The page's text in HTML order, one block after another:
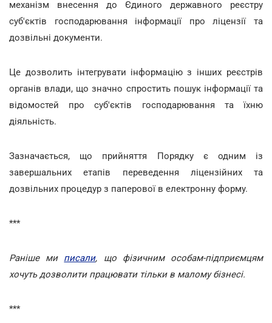
механізм внесення до Єдиного державного реєстру
суб'єктів господарювання інформації про ліцензії та
дозвільні документи.
Це дозволить інтегрувати інформацію з інших реєстрів
органів влади, що значно спростить пошук інформації та
відомостей про суб'єктів господарювання та їхню
діяльність.
Зазначається, що прийняття Порядку є одним із
завершальних етапів переведення ліцензійних та
дозвільних процедур з паперової в електронну форму.
***
Раніше ми писали, що фізичним особам-підприємцям
хочуть дозволити працювати тільки в малому бізнесі.
***